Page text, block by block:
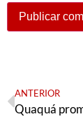
ANTERIOR